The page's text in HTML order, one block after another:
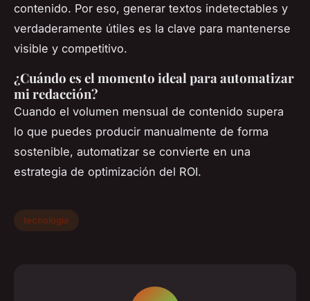
contenido. Por eso, generar textos indetectables y
verdaderamente útiles es la clave para mantenerse
visible y competitivo.
¿Cuándo es el momento ideal para automatizar
mi redacción?
Cuando el volumen mensual de contenido supera
lo que puedes producir manualmente de forma
sostenible, automatizar se convierte en una
estrategia de optimización del ROI.
tecnologia